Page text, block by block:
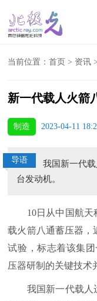
当前位置：首页 > 资讯
新一代载人火箭
制造 2023-04-11
导语
我国新一代
台发动机。
10日从中国航天
载火箭八通蓄压器，
试验，标志着该集
压器研制的关键技术
我国新一代载人运